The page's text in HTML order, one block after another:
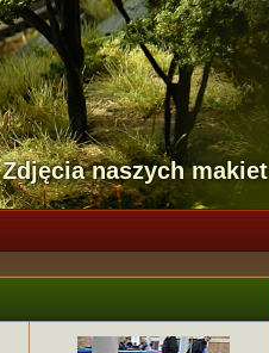
Zdjęcia naszych makiet